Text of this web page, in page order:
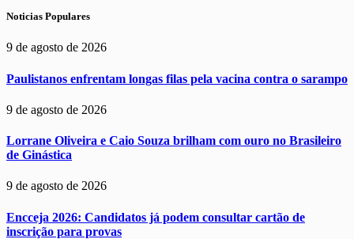
Noticias Populares
9 de agosto de 2026
Paulistanos enfrentam longas filas pela vacina contra o sarampo
9 de agosto de 2026
Lorrane Oliveira e Caio Souza brilham com ouro no Brasileiro
de Ginástica
9 de agosto de 2026
Encceja 2026: Candidatos já podem consultar cartão de
inscrição para provas